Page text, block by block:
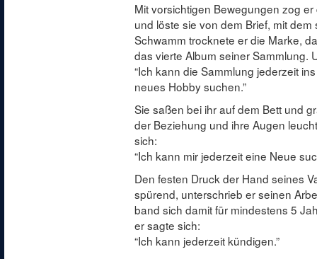
Mit vorsichtigen Bewegungen zog
und löste sie von dem Brief, mit
Schwamm trocknete er die Marke,
das vierte Album seiner Sammlung.
“Ich kann die Sammlung jederzeit
neues Hobby suchen.”
Sie saßen bei ihr auf dem Bett und
der Beziehung und ihre Augen
sich:
“Ich kann mir jederzeit eine Neue
Den festen Druck der Hand seines
spürend, unterschrieb er seinen
band sich damit für mindestens 5
er sagte sich:
“Ich kann jederzeit kündigen.”